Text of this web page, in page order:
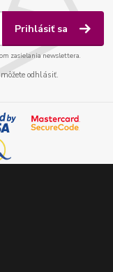
Prihlásiť sa
zasielania newslettera.
odhlásiť.